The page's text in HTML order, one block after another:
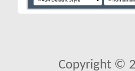
Copyright ©